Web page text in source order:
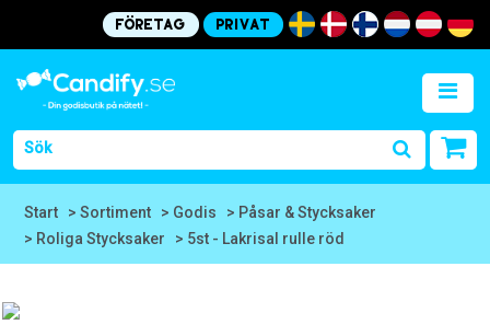
Företag Privat
Start > Sortiment > Godis
> Påsar & Stycksaker
> Roliga Stycksaker
> 5st - Lakrisal rulle röd